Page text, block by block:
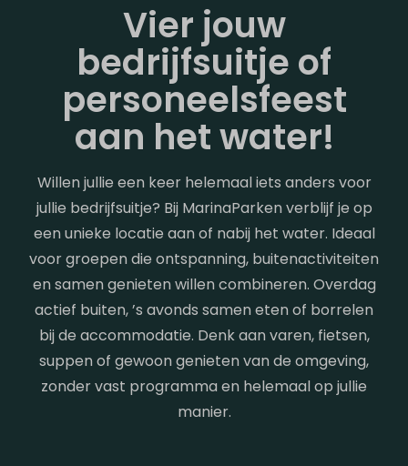
Vier jouw
bedrijfsuitje of
personeelsfeest
aan het water!
Willen jullie een keer helemaal iets anders voor
jullie bedrijfsuitje? Bij MarinaParken verblijf je op
een unieke locatie aan of nabij het water. Ideaal
voor groepen die ontspanning, buitenactiviteiten
en samen genieten willen combineren. Overdag
actief buiten, ’s avonds samen eten of borrelen
bij de accommodatie. Denk aan varen, fietsen,
suppen of gewoon genieten van de omgeving,
zonder vast programma en helemaal op jullie
manier.